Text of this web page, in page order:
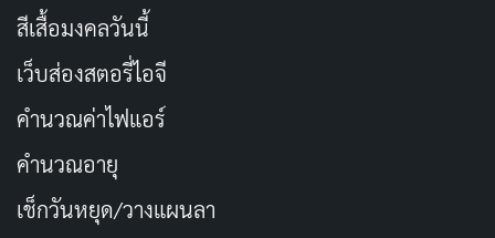
สีเสื้อมงคลวันนี้
เว็บส่องสตอรี่ไอจี
คำนวณค่าไฟแอร์
คำนวณอายุ
เช็กวันหยุด/วางแผนลา